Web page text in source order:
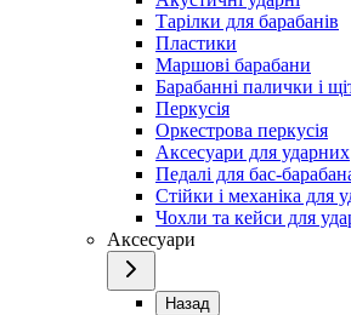
Тарілки для барабанів
Пластики
Маршові барабани
Барабанні палички і
Перкусія
Оркестрова перкусія
Аксесуари для ударних
Педалі для бас-
Стійки і механіка для
Чохли та кейси для
Аксесуари
Назад